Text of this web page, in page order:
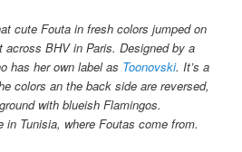
cute Fouta in fresh colors jumped on
BHV in Paris. Designed by a
has her own label as Toonovski. It’s a
colors an the back side are reversed,
with blueish Flamingos.
in Tunisia, where Foutas come from.